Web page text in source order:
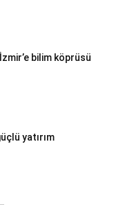
bilim köprüsü
yatırım